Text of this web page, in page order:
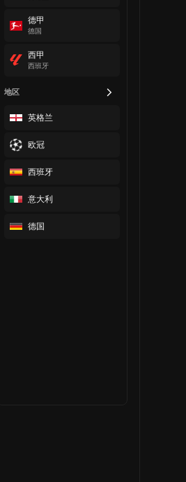
德甲
德国
西甲
西班牙
地区
英格兰
欧冠
西班牙
意大利
德国